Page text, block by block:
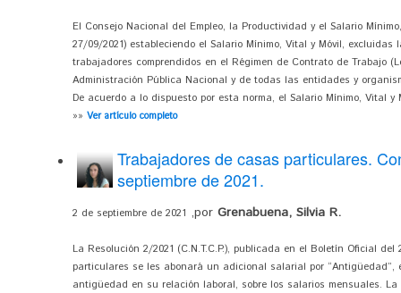
El Consejo Nacional del Empleo, la Productividad y el Salario
27/09/2021) estableciendo el Salario Mínimo, Vital y Móvil,
trabajadores comprendidos en el Régimen de Contrato de Trabajo
Administración Pública Nacional y de todas las entidades y
De acuerdo a lo dispuesto por esta norma, el Salario Mínimo, Vital
»» Ver artículo completo
Trabajadores de casas particulares.
septiembre de 2021.
2 de septiembre de 2021 ,por Grenabuena, Silvia R.
La Resolución 2/2021 (C.N.T.C.P.), publicada en el Boletín Oficial
particulares se les abonará un adicional salarial por
antigüedad en su relación laboral, sobre los salarios mensuales.